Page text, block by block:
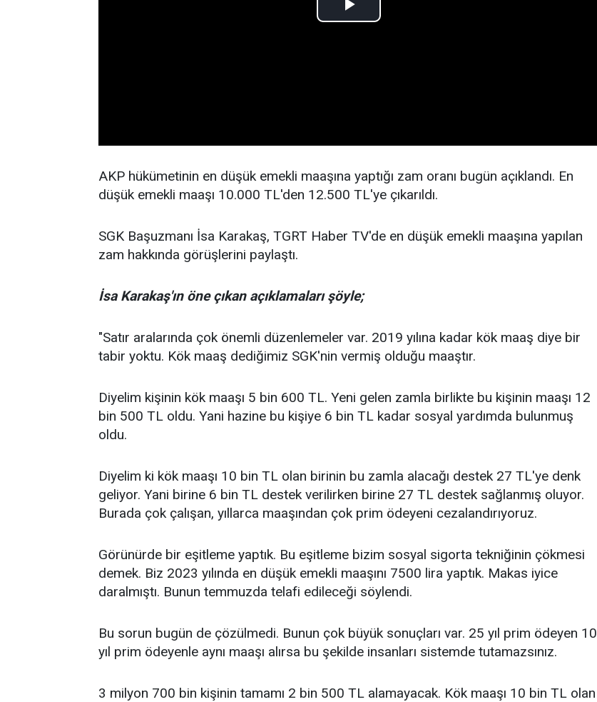
AKP hükümetinin en düşük emekli maaşına yaptığı zam oranı bugün açıklandı. En
düşük emekli maaşı 10.000 TL'den 12.500 TL'ye çıkarıldı.
SGK Başuzmanı İsa Karakaş, TGRT Haber TV'de en düşük emekli maaşına yapılan
zam hakkında görüşlerini paylaştı.
İsa Karakaş'ın öne çıkan açıklamaları şöyle;
"Satır aralarında çok önemli düzenlemeler var. 2019 yılına kadar kök maaş diye bir
tabir yoktu. Kök maaş dediğimiz SGK'nin vermiş olduğu maaştır.
Diyelim kişinin kök maaşı 5 bin 600 TL. Yeni gelen zamla birlikte bu kişinin maaşı 12
bin 500 TL oldu. Yani hazine bu kişiye 6 bin TL kadar sosyal yardımda bulunmuş
oldu.
Diyelim ki kök maaşı 10 bin TL olan birinin bu zamla alacağı destek 27 TL'ye denk
geliyor. Yani birine 6 bin TL destek verilirken birine 27 TL destek sağlanmış oluyor.
Burada çok çalışan, yıllarca maaşından çok prim ödeyeni cezalandırıyoruz.
Görünürde bir eşitleme yaptık. Bu eşitleme bizim sosyal sigorta tekniğinin çökmesi
demek. Biz 2023 yılında en düşük emekli maaşını 7500 lira yaptık. Makas iyice
daralmıştı. Bunun temmuzda telafi edileceği söylendi.
Bu sorun bugün de çözülmedi. Bunun çok büyük sonuçları var. 25 yıl prim ödeyen 10
yıl prim ödeyenle aynı maaşı alırsa bu şekilde insanları sistemde tutamazsınız.
3 milyon 700 bin kişinin tamamı 2 bin 500 TL alamayacak. Kök maaşı 10 bin TL olan